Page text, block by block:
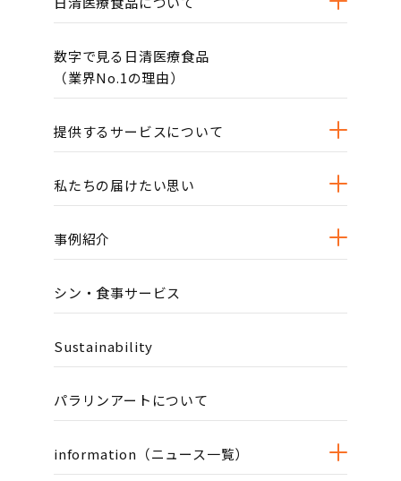
数字で見る日清医療食品
（業界No.1の理由）
提供するサービスについて
私たちの届けたい思い
事例紹介
シン・食事サービス
Sustainability
パラリンアートについて
information（ニュース一覧）